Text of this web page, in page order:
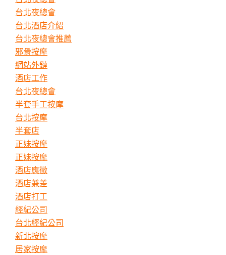
台北夜總會
台北酒店介紹
台北夜總會推薦
邪骨按摩
網站外鏈
酒店工作
台北夜總會
半套手工按摩
台北按摩
半套店
正妹按摩
正妹按摩
酒店應徵
酒店兼差
酒店打工
經紀公司
台北經紀公司
新北按摩
居家按摩